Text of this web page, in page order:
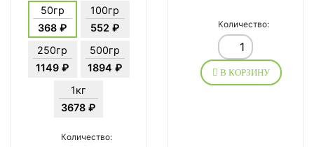
50гр
368 ₽
100гр
552 ₽
250гр
1149 ₽
500гр
1894 ₽
1кг
3678 ₽
Количество:
Количество:
В КОРЗИНУ